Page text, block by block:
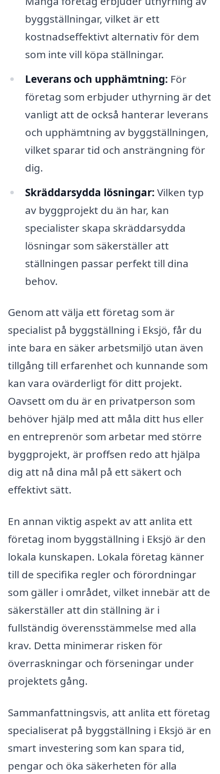
byggställningar, vilket är ett
kostnadseffektivt alternativ för dem
som inte vill köpa ställningar.
Leverans och upphämtning: För
företag som erbjuder uthyrning är det
vanligt att de också hanterar leverans
och upphämtning av byggställningen,
vilket sparar tid och ansträngning för
dig.
Skräddarsydda lösningar: Vilken typ
av byggprojekt du än har, kan
specialister skapa skräddarsydda
lösningar som säkerställer att
ställningen passar perfekt till dina
behov.
Genom att välja ett företag som är
specialist på byggställning i Eksjö, får du
inte bara en säker arbetsmiljö utan även
tillgång till erfarenhet och kunnande som
kan vara ovärderligt för ditt projekt.
Oavsett om du är en privatperson som
behöver hjälp med att måla ditt hus eller
en entreprenör som arbetar med större
byggprojekt, är proffsen redo att hjälpa
dig att nå dina mål på ett säkert och
effektivt sätt.
En annan viktig aspekt av att anlita ett
företag inom byggställning i Eksjö är den
lokala kunskapen. Lokala företag känner
till de specifika regler och förordningar
som gäller i området, vilket innebär att de
säkerställer att din ställning är i
fullständig överensstämmelse med alla
krav. Detta minimerar risken för
överraskningar och förseningar under
projektets gång.
Sammanfattningsvis, att anlita ett företag
specialiserat på byggställning i Eksjö är en
smart investering som kan spara tid,
pengar och öka säkerheten för alla